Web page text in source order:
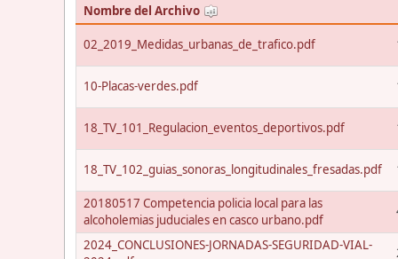
Nombre del Archivo
02_2019_Medidas_urbanas_de_trafico.pdf
10-Placas-verdes.pdf
18_TV_101_Regulacion_eventos_deportivos.pdf
18_TV_102_guias_sonoras_longitudinales_fresadas.pdf
20180517 Competencia policia local para las
alcoholemias juduciales en casco urbano.pdf
2024_CONCLUSIONES-JORNADAS-SEGURIDAD-VIAL-